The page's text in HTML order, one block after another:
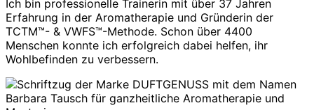
Ich bin professionelle Trainerin mit über 37 Jahren
Erfahrung in der Aromatherapie und Gründerin der
TCTM™- & VWFS™-Methode. Schon über 4400
Menschen konnte ich erfolgreich dabei helfen, ihr
Wohlbefinden zu verbessern.